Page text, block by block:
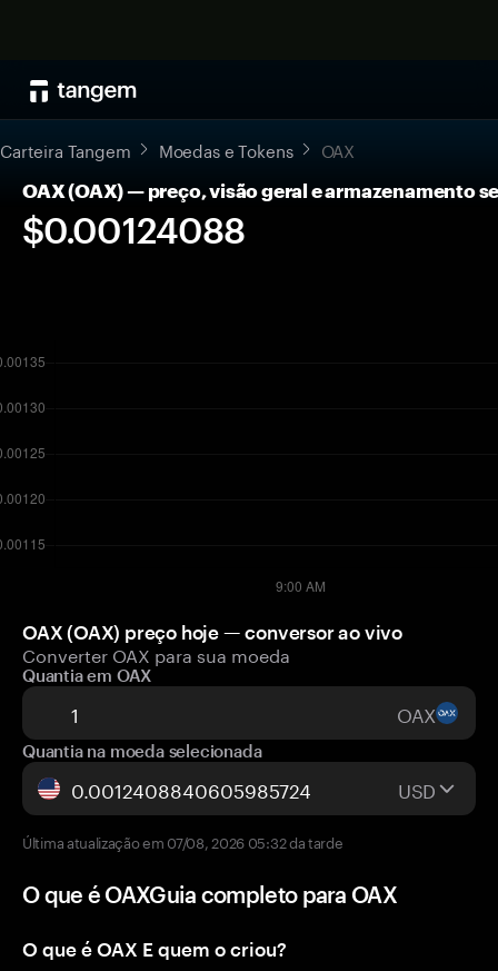
Carteira Tangem Moedas e Tokens OAX
OAX (OAX) — preço, visão geral e armazenamento
$0.00124088
OAX (OAX) preço hoje — conversor ao vivo
Converter OAX para sua moeda
Quantia em OAX
OAX
Quantia na moeda selecionada
USD
Última atualização em 07/08, 2026 05:32 da tarde
O que é OAXGuia completo para OAX
O que é OAX E quem o criou?